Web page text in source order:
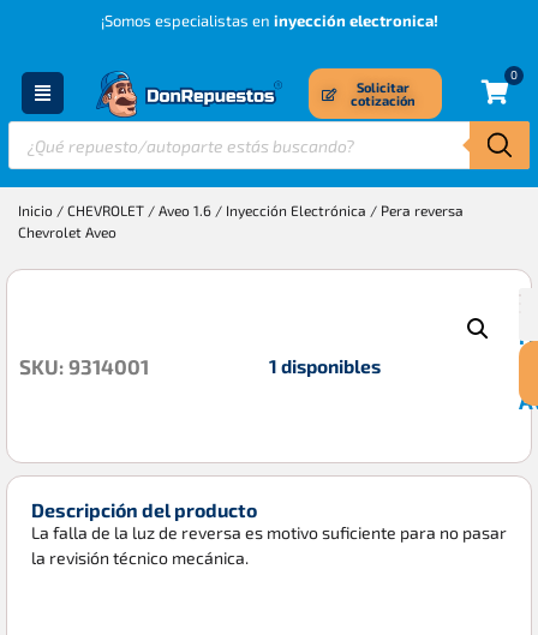
¡Somos especialistas en inyección electronica!
Solicitar
cotización
0
Inicio / CHEVROLET / Aveo 1.6 / Inyección Electrónica / Pera reversa
Chevrolet Aveo
SKU: 9314001 1 disponibles
Descripción del producto
La falla de la luz de reversa es motivo suficiente para no pasar
la revisión técnico mecánica.